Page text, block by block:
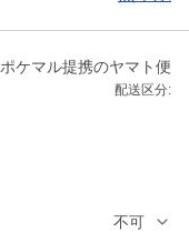
ポケマル提携のヤマト便
配送区分:
不可